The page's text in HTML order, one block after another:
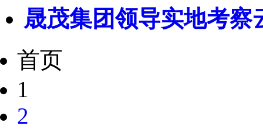
晟茂集团领导实地考察
首页
1
2